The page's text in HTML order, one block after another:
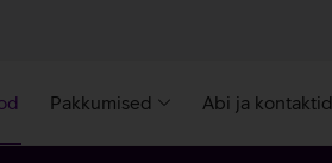
Pakkumised Abi ja kontaktid